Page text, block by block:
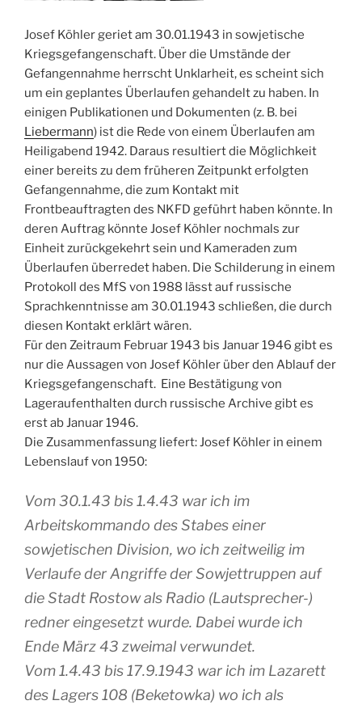
Josef Köhler geriet am 30.01.1943 in sowjetische
Kriegsgefangenschaft. Über die Umstände der
Gefangennahme herrscht Unklarheit, es scheint sich
um ein geplantes Überlaufen gehandelt zu haben. In
einigen Publikationen und Dokumenten (z. B. bei
Liebermann) ist die Rede von einem Überlaufen am
Heiligabend 1942. Daraus resultiert die Möglichkeit
einer bereits zu dem früheren Zeitpunkt erfolgten
Gefangennahme, die zum Kontakt mit
Frontbeauftragten des NKFD geführt haben könnte. In
deren Auftrag könnte Josef Köhler nochmals zur
Einheit zurückgekehrt sein und Kameraden zum
Überlaufen überredet haben. Die Schilderung in einem
Protokoll des MfS von 1988 lässt auf russische
Sprachkenntnisse am 30.01.1943 schließen, die durch
diesen Kontakt erklärt wären.
Für den Zeitraum Februar 1943 bis Januar 1946 gibt es
nur die Aussagen von Josef Köhler über den Ablauf der
Kriegsgefangenschaft. Eine Bestätigung von
Lageraufenthalten durch russische Archive gibt es
erst ab Januar 1946.
Die Zusammenfassung liefert: Josef Köhler in einem
Lebenslauf von 1950:
Vom 30.1.43 bis 1.4.43 war ich im
Arbeitskommando des Stabes einer
sowjetischen Division, wo ich zeitweilig im
Verlaufe der Angriffe der Sowjettruppen auf
die Stadt Rostow als Radio (Lautsprecher-)
redner eingesetzt wurde. Dabei wurde ich
Ende März 43 zweimal verwundet.
Vom 1.4.43 bis 17.9.1943 war ich im Lazarett
des Lagers 108 (Beketowka) wo ich als